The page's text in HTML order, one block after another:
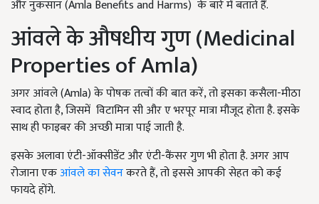
और नुकसान (Amla Benefits and Harms) के बारे में बताते हैं.
आंवले के औषधीय गुण (Medicinal
Properties of Amla)
अगर आंवले (Amla) के पोषक तत्वों की बात करें, तो इसका कसैला-मीठा
स्वाद होता है, जिसमें विटामिन सी और ए भरपूर मात्रा मौजूद होता है. इसके
साथ ही फाइबर की अच्छी मात्रा पाई जाती है.
इसके अलावा एंटी-ऑक्सीडेंट और एंटी-कैंसर गुण भी होता है. अगर आप
रोजाना एकआंवले का सेवनकरते हैं, तो इससे आपकी सेहत को कई
फायदे होंगे.